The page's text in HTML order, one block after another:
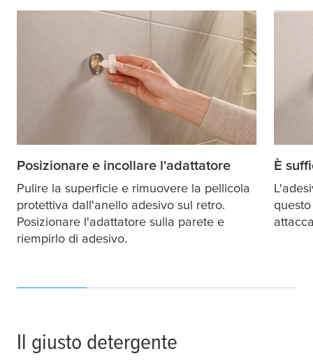
Posizionare e incollare l'adattatore
Pulire la superficie e rimuovere la pellicola
protettiva dall'anello adesivo sul retro.
Posizionare l'adattatore sulla parete e
riempirlo di adesivo.
È
Il giusto detergente